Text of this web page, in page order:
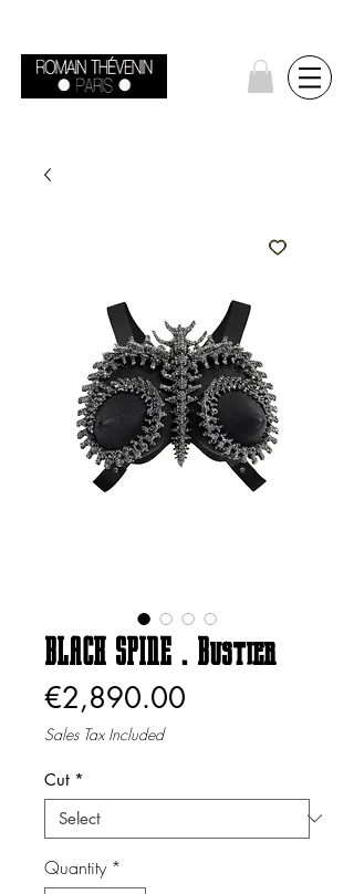
BLACK SPINE . Bustier
€2,890.00
Sales Tax Included
Cut *
Quantity *